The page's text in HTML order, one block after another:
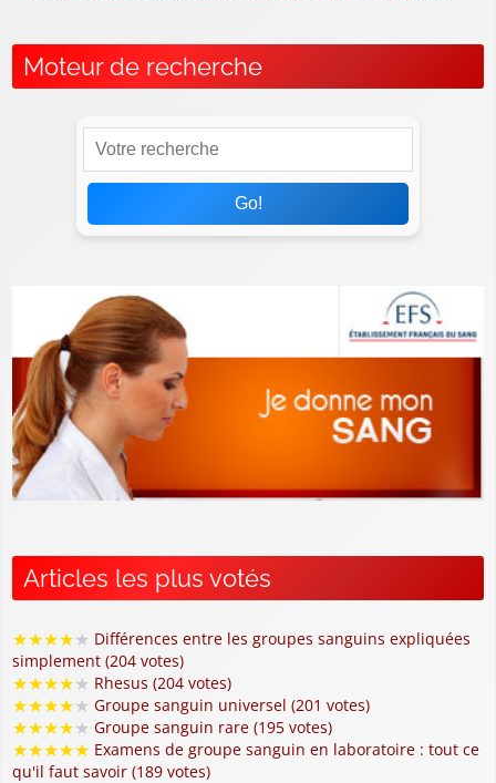
Moteur de recherche
Go!
Articles les plus votés
★★★★★ Différences entre les groupes sanguins expliquées
simplement (204 votes)
★★★★★ Rhesus (204 votes)
★★★★★ Groupe sanguin universel (201 votes)
★★★★★ Groupe sanguin rare (195 votes)
★★★★★ Examens de groupe sanguin en laboratoire : tout ce
qu'il faut savoir (189 votes)